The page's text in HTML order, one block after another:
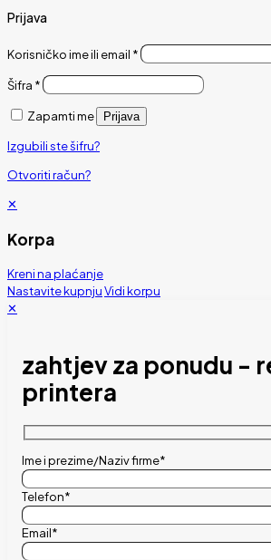
Prijava
Korisničko ime ili email *
Šifra *
Zapamti me Prijava
Izgubili ste šifru?
Otvoriti račun?
✕
Korpa
Kreni na plaćanje
Nastavite kupnjuVidi korpu
✕
zahtjev za ponudu -
printera
Ime i prezime/Naziv firme*
Telefon*
Email*